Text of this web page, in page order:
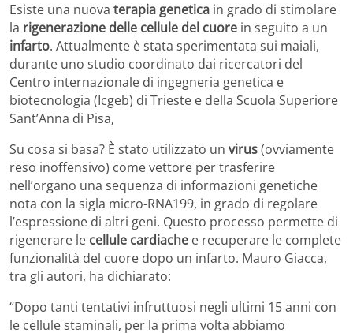
Esiste una nuova terapia genetica in grado di stimolare
la rigenerazione delle cellule del cuore in seguito a un
infarto. Attualmente è stata sperimentata sui maiali,
durante uno studio coordinato dai ricercatori del
Centro internazionale di ingegneria genetica e
biotecnologia (Icgeb) di Trieste e della Scuola Superiore
Sant’Anna di Pisa,
Su cosa si basa? È stato utilizzato un virus(ovviamente
reso inoffensivo) come vettore per trasferire
nell’organo una sequenza di informazioni genetiche
nota con la sigla micro-RNA199, in grado di regolare
l’espressione di altri geni. Questo processo permette di
rigenerare le cellule cardiache e recuperare le complete
funzionalità del cuore dopo un infarto. Mauro Giacca,
tra gli autori, ha dichiarato:
“Dopo tanti tentativi infruttuosi negli ultimi 15 anni con
le cellule staminali, per la prima volta abbiamo